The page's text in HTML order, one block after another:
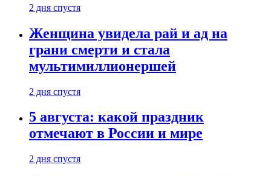
2 дня спустя
Женщина увидела рай и ад на
грани смерти и стала
мультимиллионершей
2 дня спустя
5 августа: какой праздник
отмечают в России и мире
2 дня спустя